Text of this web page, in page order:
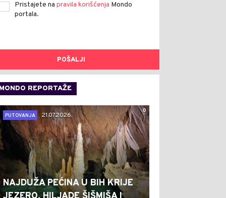
Pristajete na pravila korišćenja Mondo
portala.
POŠALJI
MONDO REPORTAŽE
0
PUTOVANJA
21.07.2026.
NAJDUŽA PEĆINA U BIH KRIJE